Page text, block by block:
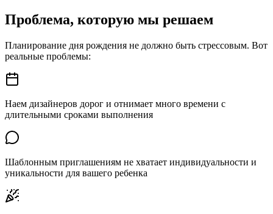
Проблема, которую мы решаем
Планирование дня рождения не должно быть стрессовым. Вот
реальные проблемы:
Наем дизайнеров дорог и отнимает много времени с
длительными сроками выполнения
Шаблонным приглашениям не хватает индивидуальности и
уникальности для вашего ребенка